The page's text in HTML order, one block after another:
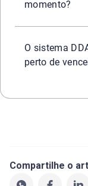
momento?
O sistema
perto de
Compartilhe o